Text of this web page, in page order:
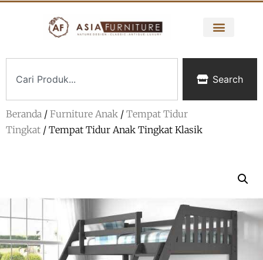
Search
Beranda / Furniture Anak / Tempat Tidur
Tingkat / Tempat Tidur Anak Tingkat Klasik